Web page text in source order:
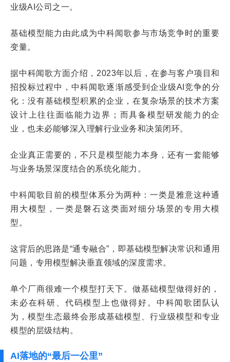
业级AI公司之一。
基础模型能力由此成为中科闻歌参与市场竞争时的重要
变量。
据中科闻歌方面介绍，2023年以后，在参与客户项目和
招投标过程中，中科闻歌逐渐感受到企业级AI竞争的分
化：没有基础模型积累的企业，在复杂场景的技术方案
设计上往往面临能力边界；而具备模型研发能力的企
业，也未必能够深入理解行业业务和决策闭环。
企业真正需要的，不只是模型能力本身，还有一套能够
与业务场景深度结合的系统化能力。
中科闻歌目前的模型体系分为两种：一类是雅意这种通
用大模型，一类是磐石这类面对细分场景的专用大模
型。
这背后的思路是“通专融合”，即基础模型解决常识和通用
问题，专用模型解决垂直领域的深度需求。
单个厂商很难一个模型打天下。做基础模型做得好的，
未必在科研、代码模型上也做得好。中科闻歌团队认
为，模型生态最终会形成基础模型、行业级模型和专业
模型的层级结构。
AI落地的“最后一公里”